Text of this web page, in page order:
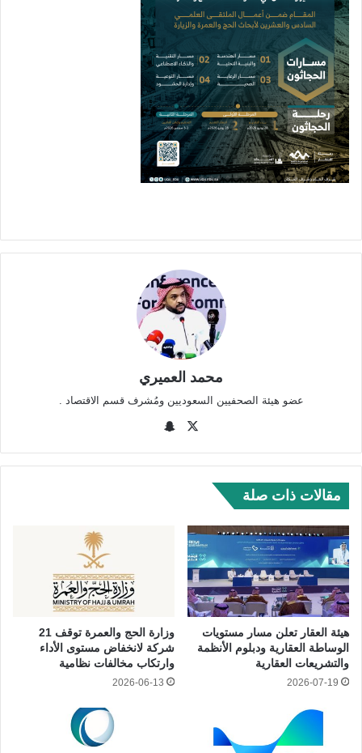
محمد العميري
عضو هيئة الصحفيين السعوديين ومُشرف قسم الاقتصاد .
‫X
تشا
مقالات ذات صلة
هيئة العقار تعلن مسار مستويات
الوساطة العقارية ودبلوم الأنظمة
والتشريعات العقارية
2026-07-19
وزارة الحج والعمرة توقف 21
شركة لانخفاض مستوى الأداء
وارتكاب مخالفات نظامية
2026-06-13